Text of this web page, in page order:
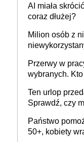
Ustaw
AI miała
coraz dłużej?
Milion osób z
dofinansowań
stronie
pracodawców
Przerwy w
wybranych.
Ten urlop
Sprawdź, czy
Państwo
50+, kobiety